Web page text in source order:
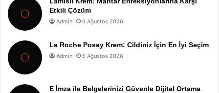
Etkili Çözüm
Admin 6 Ağustos 2026
La Roche Posay Krem: Cildiniz İçin En İyi Seçim
Admin 5 Ağustos 2026
E İmza ile Belgelerinizi Güvenle Dijital Ortama